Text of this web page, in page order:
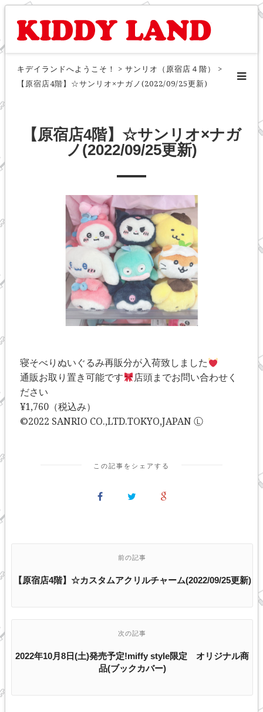
キデイランドへようこそ！ > サンリオ（原宿店４階）
>
【原宿店4階】☆サンリオ×ナガノ(2022/09/25更新)
【原宿店4階】☆サンリオ×ナガ
ノ(2022/09/25更新)
寝そべりぬいぐるみ再販分が入荷致しました
通販お取り置き可能です
店頭までお問い合わせく
ださい
¥1,760（税込み）
©️2022 SANRIO CO.,LTD.TOKYO,JAPAN Ⓛ
この記事をシェアする
前の記事
【原宿店4階】☆カスタムアクリルチャーム(2022/09/25更新)
次の記事
2022年10月8日(土)発売予定!miffy style限定 オリジナル商
品(ブックカバー)